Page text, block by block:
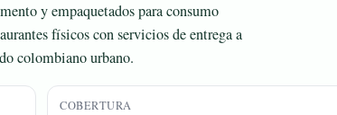
y empaquetados para consumo
físicos con servicios de entrega a
colombiano urbano.
COBERTURA